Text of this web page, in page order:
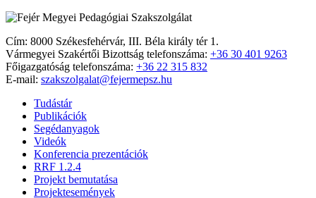
Cím: 8000 Székesfehérvár, III. Béla király tér 1.
Vármegyei Szakértői Bizottság telefonszáma: +36 30 401 9263
Főigazgatóság telefonszáma: +36 22 315 832
E-mail: szakszolgalat@fejermepsz.hu
Tudástár
Publikációk
Segédanyagok
Videók
Konferencia prezentációk
RRF 1.2.4
Projekt bemutatása
Projektesemények